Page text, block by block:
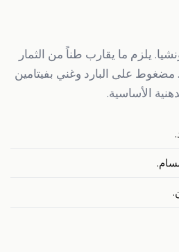
يلزم ما يقارب طناً من الثمار
مضغوط على البارد وغني بفيتامين